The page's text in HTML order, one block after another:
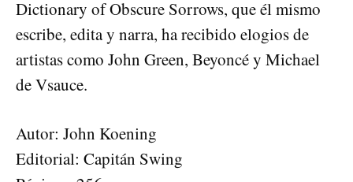
Dictionary of Obscure Sorrows, que él mismo
escribe, edita y narra, ha recibido elogios de
artistas como John Green, Beyoncé y Michael
de Vsauce.
Autor: John Koening
Editorial: Capitán Swing